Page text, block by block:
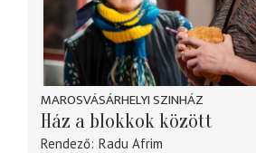
MAROSVÁSÁRHELYI SZINHÁZ
Ház a blokkok között
Rendező Radu Afrim